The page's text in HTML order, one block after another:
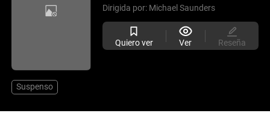
Dirigida por: Michael Saunders
Quiero ver Ver Reseña
Suspenso